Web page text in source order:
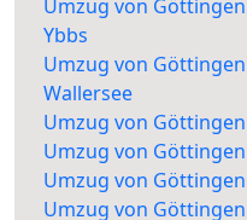
Umzug von
Ybbs
Umzug von
Wallersee
Umzug von
Umzug von
Umzug von
Umzug von